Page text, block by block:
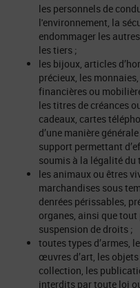
les personnels de
l'environnement, la
endommager les
les tiers ;
les bijoux, articles
précieux, les
financières ou
les titres de créances
cadeaux, cartes
d’une manière
support permettant
soumis à la légalité du
les animaux ou êtres
marchandises sous
denrées périssables,
organes, ainsi que
suspension de droits ;
toutes types d’armes,
œuvres d’art, les
collection, les
interdits par toute loi